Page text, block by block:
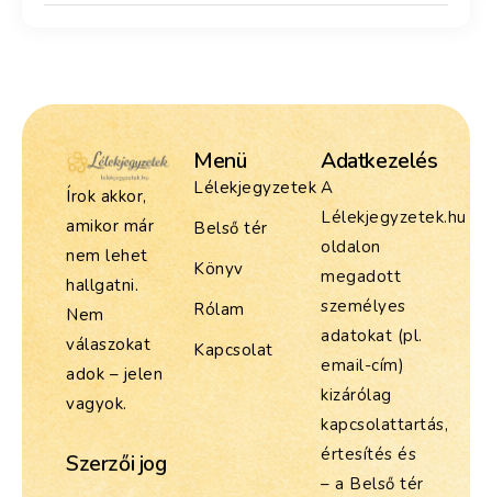
Írok akkor,
amikor már
nem lehet
hallgatni.
Nem
válaszokat
adok – jelen
vagyok.
Szerzői jog
Menü
Lélekjegyzetek
Belső tér
Könyv
Rólam
Kapcsolat
Adatkezelés
A
Lélekjegyzetek.hu
oldalon
megadott
személyes
adatokat (pl.
email-cím)
kizárólag
kapcsolattartás,
értesítés és
– a Belső tér